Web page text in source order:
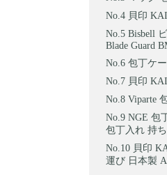
貝印
Bisbell
Blade Guard
包丁ケ
貝印
Viparte
NGE 包
包丁入れ 持
貝印
運び 日本製